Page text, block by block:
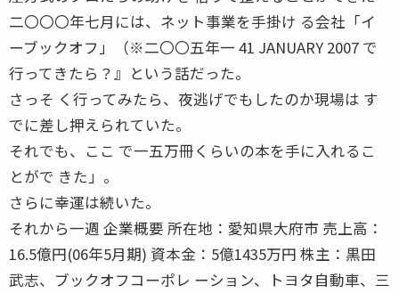
二〇〇〇年七月には、ネット事業を手掛け る会社「イ
ーブックオフ」（※二〇〇五年一 41 JANUARY 2007 で
行ってきたら？』という話だった。
さっそ く行ってみたら、夜逃げでもしたのか現場は す
でに差し押えられていた。
それでも、ここ で一五万冊くらいの本を手に入れるこ
とがで きた」。
さらに幸運は続いた。
それから一週 企業概要 所在地：愛知県大府市 売上高：
16.5億円(06年5月期) 資本金：5億1435万円 株主：黒田
武志、ブックオフコーポレ ーション、トヨタ自動車、三